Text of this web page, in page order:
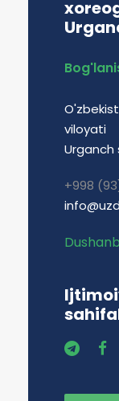
viloyati
Urganch
+998